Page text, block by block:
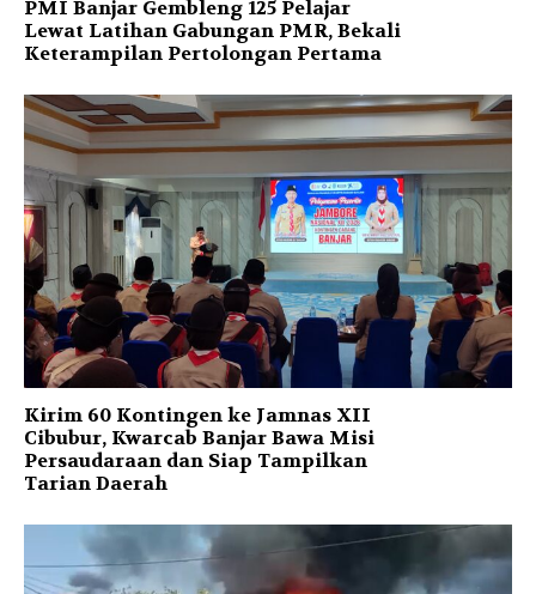
PMI Banjar Gembleng 125 Pelajar
Lewat Latihan Gabungan PMR, Bekali
Keterampilan Pertolongan Pertama
Kirim 60 Kontingen ke Jamnas XII
Cibubur, Kwarcab Banjar Bawa Misi
Persaudaraan dan Siap Tampilkan
Tarian Daerah